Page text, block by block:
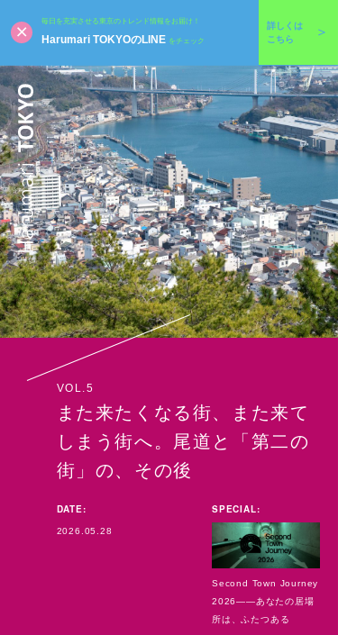
毎日を充実させる東京のトレンド情報をお届け！
Harumari TOKYOのLINE をチェック
詳しくは
こちら
VOL.5
また来たくなる街、また来て
しまう街へ。尾道と「第二の
街」の、その後
DATE:
2026.05.28
SPECIAL:
Second Town Journey
2026——あなたの居場
所は、ふたつある